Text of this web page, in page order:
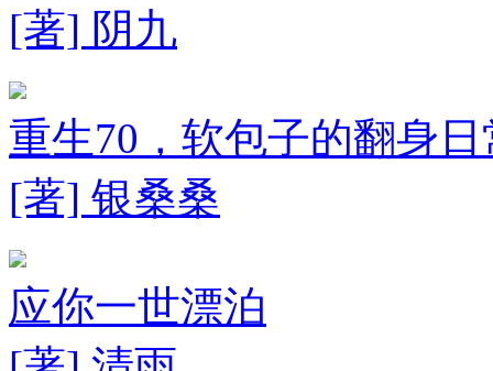
[著] 阴九
重生70，软包子的翻身日
[著] 银桑桑
应你一世漂泊